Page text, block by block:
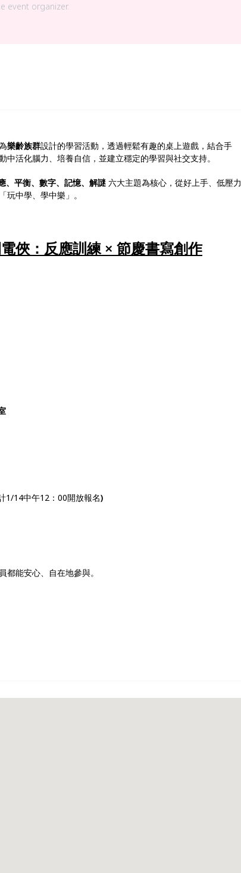
event organizer.
樂齡族群設計的學習活動，透過輕鬆有趣的桌上遊戲，結合手
活化腦力、培養自信，並建立穩定的學習與社交支持。
、平衡、數字、記憶、解謎 六大主題為核心，從好上手、低壓力
中學、學中樂」。
俠：反應訓練 × 節慶書寫創作
1/14中午12：00開放報名)
能安心、自在地參與。